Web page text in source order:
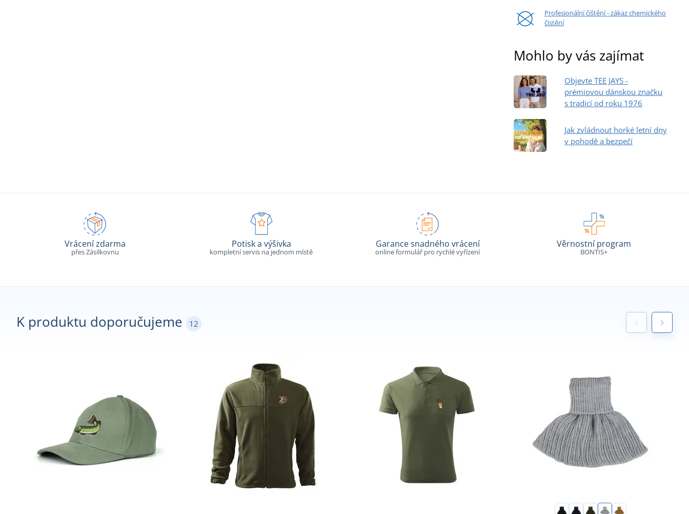
Profesionální čištění - zákaz chemického
čistění
Mohlo by vás zajímat
Objevte TEE JAYS -
prémiovou dánskou značku
s tradicí od roku 1976
Jak zvládnout horké letní dny
v pohodě a bezpečí
Vrácení zdarma
přes Zásilkovnu
Potisk a výšivka
kompletní servis na jednom místě
Garance snadného vrácení
online formulář pro rychlé vyřízení
Věrnostní program
BONTIS+
K produktu doporučujeme 12